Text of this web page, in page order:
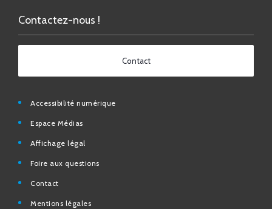
Contactez-nous !
Contact
Accessibilité numérique
Espace Médias
Affichage légal
Foire aux questions
Contact
Mentions légales